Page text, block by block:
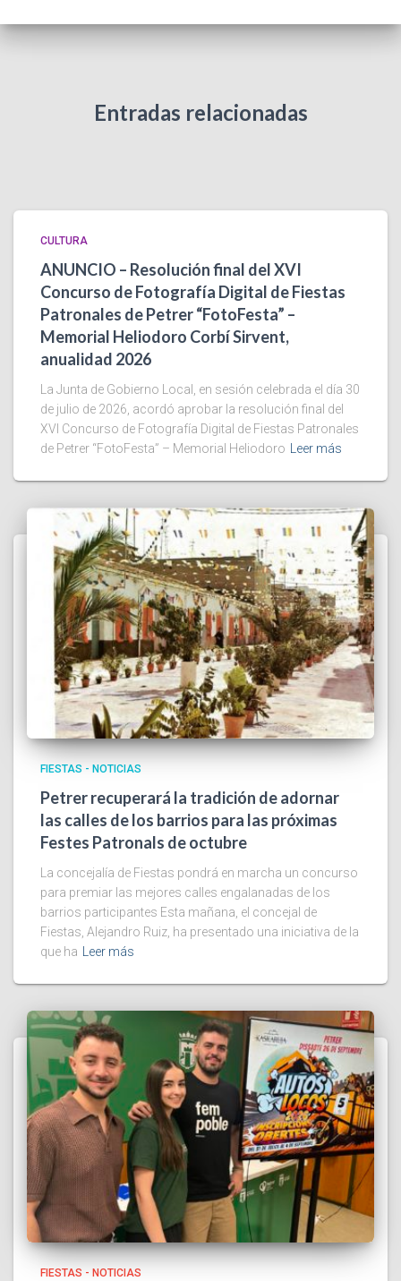
Entradas relacionadas
CULTURA
ANUNCIO – Resolución final del XVI
Concurso de Fotografía Digital de Fiestas
Patronales de Petrer “FotoFesta” –
Memorial Heliodoro Corbí Sirvent,
anualidad 2026
La Junta de Gobierno Local, en sesión celebrada el día 30
de julio de 2026, acordó aprobar la resolución final del
XVI Concurso de Fotografía Digital de Fiestas Patronales
de Petrer “FotoFesta” – Memorial Heliodoro
Leer más
FIESTAS - NOTICIAS
Petrer recuperará la tradición de adornar
las calles de los barrios para las próximas
Festes Patronals de octubre
La concejalía de Fiestas pondrá en marcha un concurso
para premiar las mejores calles engalanadas de los
barrios participantes Esta mañana, el concejal de
Fiestas, Alejandro Ruiz, ha presentado una iniciativa de la
que ha Leer más
FIESTAS - NOTICIAS